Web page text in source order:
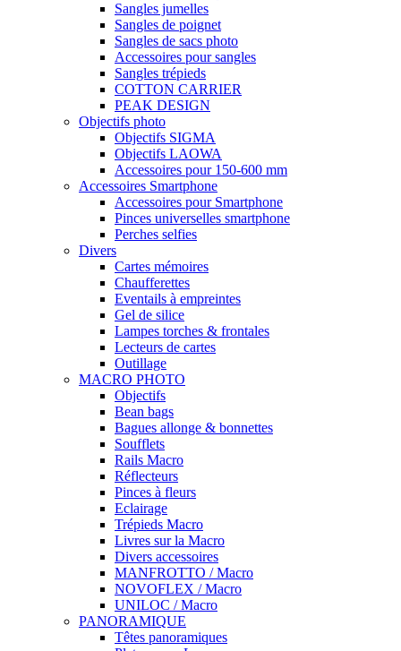
Sangles jumelles
Sangles de poignet
Sangles de sacs photo
Accessoires pour sangles
Sangles trépieds
COTTON CARRIER
PEAK DESIGN
Objectifs photo
Objectifs SIGMA
Objectifs LAOWA
Accessoires pour 150-600 mm
Accessoires Smartphone
Accessoires pour Smartphone
Pinces universelles smartphone
Perches selfies
Divers
Cartes mémoires
Chaufferettes
Eventails à empreintes
Gel de silice
Lampes torches & frontales
Lecteurs de cartes
Outillage
MACRO PHOTO
Objectifs
Bean bags
Bagues allonge & bonnettes
Soufflets
Rails Macro
Réflecteurs
Pinces à fleurs
Eclairage
Trépieds Macro
Livres sur la Macro
Divers accessoires
MANFROTTO / Macro
NOVOFLEX / Macro
UNILOC / Macro
PANORAMIQUE
Têtes panoramiques